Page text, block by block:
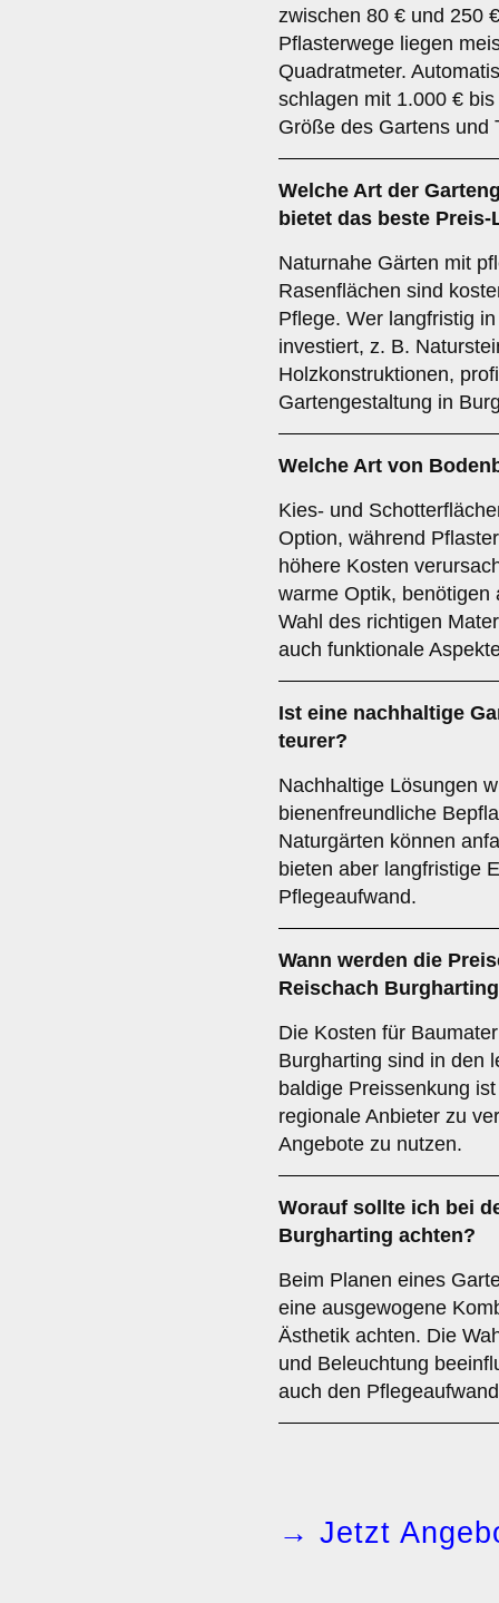
zwischen 80 € und 250
Pflasterwege liegen
Quadratmeter.
schlagen mit 1.000 €
Größe des Gartens und
Welche Art der
bietet das beste
Naturnahe Gärten mit
Rasenflächen sind
Pflege. Wer langfristig
investiert, z. B.
Holzkonstruktionen,
Gartengestaltung in
Welche Art von
Kies- und
Option, während
höhere Kosten
warme Optik,
Wahl des richtigen
auch funktionale
Ist eine nachhaltige
teurer?
Nachhaltige Lösungen
bienenfreundliche
Naturgärten können
bieten aber langfristige
Pflegeaufwand.
Wann werden die
Reischach
Die Kosten für
Burgharting sind in den
baldige Preissenkung
regionale Anbieter zu
Angebote zu nutzen.
Worauf sollte ich bei
Burgharting achten?
Beim Planen eines
eine ausgewogene
Ästhetik achten. Die
und Beleuchtung
auch den
→ Jetzt